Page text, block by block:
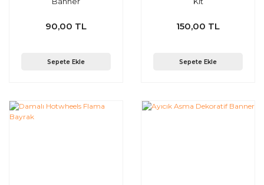
90,00 TL
Sepete Ekle
150,00 TL
Sepete Ekle